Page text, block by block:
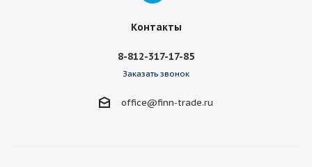
Контакты
8-812-317-17-85
Заказать звонок
office@finn-trade.ru